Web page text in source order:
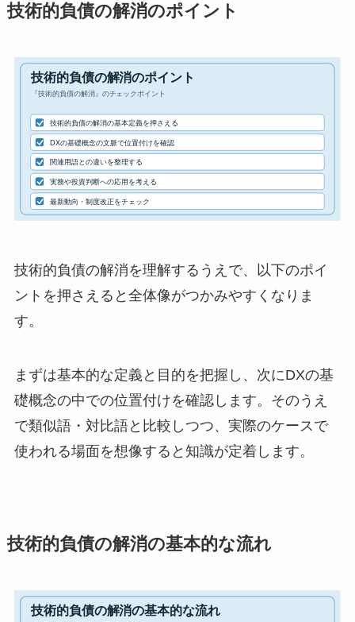
技術的負債の解消のポイント
技術的負債の解消を理解するうえで、以下のポイ
ントを押さえると全体像がつかみやすくなりま
す。
まずは基本的な定義と目的を把握し、次にDXの基
礎概念の中での位置付けを確認します。そのうえ
で類似語・対比語と比較しつつ、実際のケースで
使われる場面を想像すると知識が定着します。
技術的負債の解消の基本的な流れ